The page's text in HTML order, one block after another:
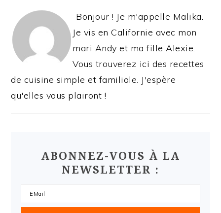
Bonjour ! Je m'appelle Malika.
Je vis en Californie avec mon
mari Andy et ma fille Alexie.
Vous trouverez ici des recettes
de cuisine simple et familiale. J'espère
qu'elles vous plairont !
ABONNEZ-VOUS À LA
NEWSLETTER :